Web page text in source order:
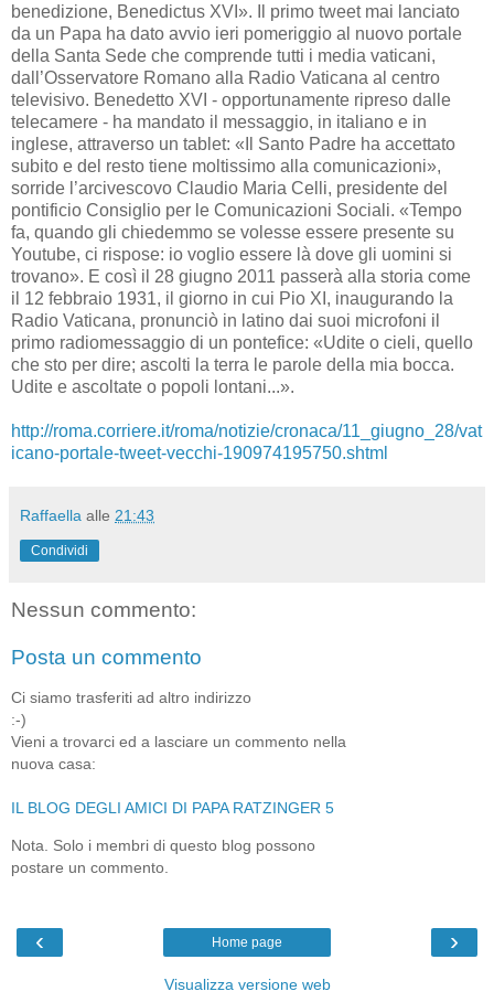
benedizione, Benedictus XVI». Il primo tweet mai lanciato
da un Papa ha dato avvio ieri pomeriggio al nuovo portale
della Santa Sede che comprende tutti i media vaticani,
dall’Osservatore Romano alla Radio Vaticana al centro
televisivo. Benedetto XVI - opportunamente ripreso dalle
telecamere - ha mandato il messaggio, in italiano e in
inglese, attraverso un tablet: «Il Santo Padre ha accettato
subito e del resto tiene moltissimo alla comunicazioni»,
sorride l’arcivescovo Claudio Maria Celli, presidente del
pontificio Consiglio per le Comunicazioni Sociali. «Tempo
fa, quando gli chiedemmo se volesse essere presente su
Youtube, ci rispose: io voglio essere là dove gli uomini si
trovano». E così il 28 giugno 2011 passerà alla storia come
il 12 febbraio 1931, il giorno in cui Pio XI, inaugurando la
Radio Vaticana, pronunciò in latino dai suoi microfoni il
primo radiomessaggio di un pontefice: «Udite o cieli, quello
che sto per dire; ascolti la terra le parole della mia bocca.
Udite e ascoltate o popoli lontani...».
http://roma.corriere.it/roma/notizie/cronaca/11_giugno_28/vat
icano-portale-tweet-vecchi-190974195750.shtml
Raffaella alle 21:43
Condividi
Nessun commento:
Posta un commento
Ci siamo trasferiti ad altro indirizzo
:-)
Vieni a trovarci ed a lasciare un commento nella
nuova casa:
IL BLOG DEGLI AMICI DI PAPA RATZINGER 5
Nota. Solo i membri di questo blog possono
postare un commento.
‹ ›
Home page
Visualizza versione web